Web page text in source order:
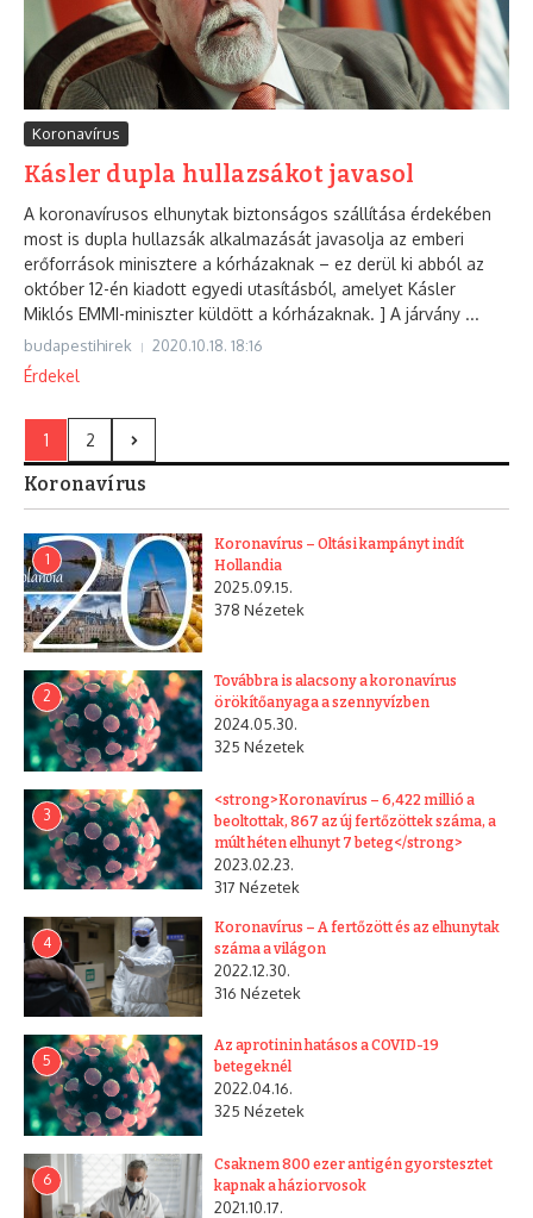
Koronavírus
Kásler dupla hullazsákot javasol
A koronavírusos elhunytak biztonságos szállítása érdekében
most is dupla hullazsák alkalmazását javasolja az emberi
erőforrások minisztere a kórházaknak – ez derül ki abból az
október 12-én kiadott egyedi utasításból, amelyet Kásler
Miklós EMMI-miniszter küldött a kórházaknak. ] A járvány ...
budapestihirek 2020.10.18. 18:16
Érdekel
1 2
Koronavírus
1
Koronavírus – Oltási kampányt indít
Hollandia
2025.09.15.
378 Nézetek
2
Továbbra is alacsony a koronavírus
örökítőanyaga a szennyvízben
2024.05.30.
325 Nézetek
3
<strong>Koronavírus – 6,422 millió a
beoltottak, 867 az új fertőzöttek száma, a
múlt héten elhunyt 7 beteg</strong>
2023.02.23.
317 Nézetek
4
Koronavírus – A fertőzött és az elhunytak
száma a világon
2022.12.30.
316 Nézetek
5
Az aprotinin hatásos a COVID-19
betegeknél
2022.04.16.
325 Nézetek
6
Csaknem 800 ezer antigén gyorstesztet
kapnak a háziorvosok
2021.10.17.